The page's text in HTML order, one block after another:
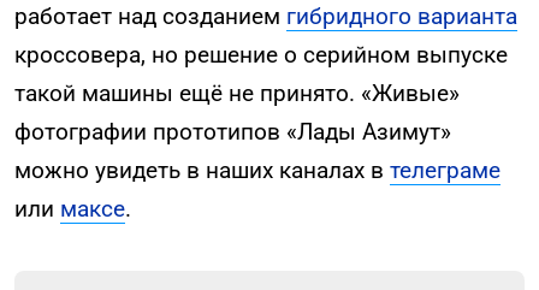
работает над созданием гибридного варианта
кроссовера, но решение о серийном выпуске
такой машины ещё не принято. «Живые»
фотографии прототипов «Лады Азимут»
можно увидеть в наших каналах в телеграме
или максе.